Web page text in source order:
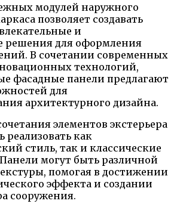
модулей наружного
позволяет создавать
и
решения для оформления
В сочетании современных
технологий,
фасадные панели предлагают
для
архитектурного дизайна.
элементов экстерьера
реализовать как
стиль, так и классические
могут быть различной
помогая в достижении
эффекта и создании
сооружения.